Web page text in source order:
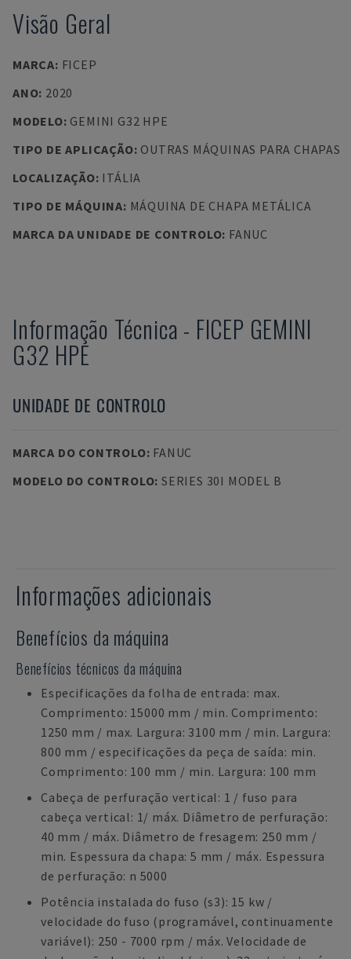
Visão Geral
MARCA: FICEP
ANO: 2020
MODELO: GEMINI G32 HPE
TIPO DE APLICAÇÃO: OUTRAS MÁQUINAS PARA CHAPAS
LOCALIZAÇÃO: ITÁLIA
TIPO DE MÁQUINA: MÁQUINA DE CHAPA METÁLICA
MARCA DA UNIDADE DE CONTROLO: FANUC
Informação Técnica - FICEP GEMINI
G32 HPE
UNIDADE DE CONTROLO
MARCA DO CONTROLO: FANUC
MODELO DO CONTROLO: SERIES 30I MODEL B
Informações adicionais
Benefícios da máquina
Benefícios técnicos da máquina
Especificações da folha de entrada: max.
Comprimento: 15000 mm / min. Comprimento:
1250 mm / max. Largura: 3100 mm / min. Largura:
800 mm / especificações da peça de saída: min.
Comprimento: 100 mm / min. Largura: 100 mm
Cabeça de perfuração vertical: 1 / fuso para
cabeça vertical: 1/ máx. Diâmetro de perfuração:
40 mm / máx. Diâmetro de fresagem: 250 mm /
min. Espessura da chapa: 5 mm / máx. Espessura
de perfuração: n 5000
Potência instalada do fuso (s3): 15 kw /
velocidade do fuso (programável, continuamente
variável): 250 - 7000 rpm / máx. Velocidade de